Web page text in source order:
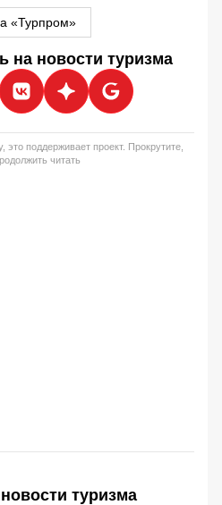
«Турпром»
на новости туризма
поддерживает проект. Прокрутите,
читать
туризма